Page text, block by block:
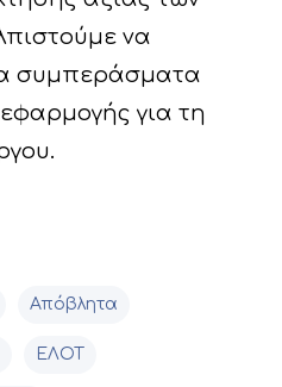
να
συμπεράσματα
για τη
Απόβλητα
ΕΛΟΤ